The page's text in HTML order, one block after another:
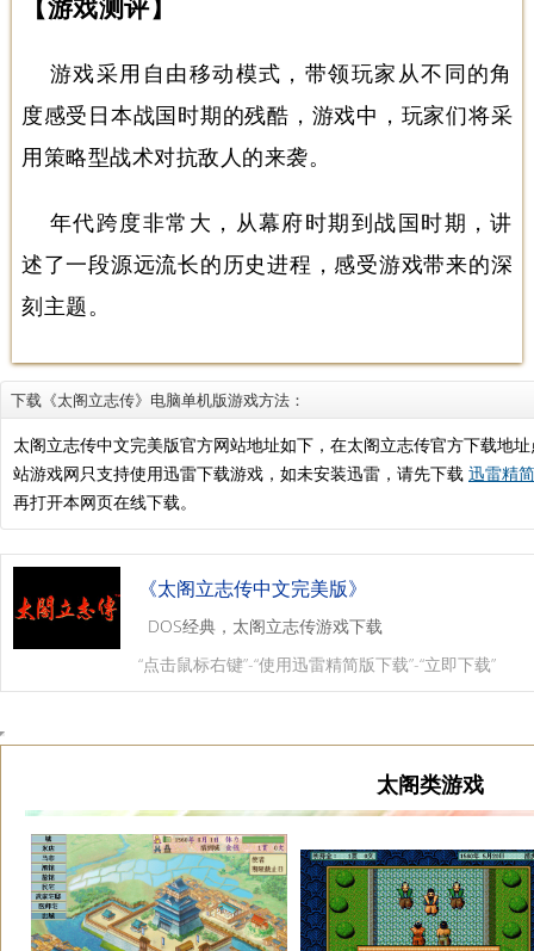
游戏采用自由移动模式，带领玩家从不同的角
度感受日本战国时期的残酷，游戏中，玩家们将采
用策略型战术对抗敌人的来袭。
年代跨度非常大，从幕府时期到战国时期，讲
述了一段源远流长的历史进程，感受游戏带来的深
刻主题。
下载《太阁立志传》电脑单机版游戏方法：
太阁立志传中文完美版官方网站地址如下，在太阁立志传官方下载地
站游戏网只支持使用迅雷下载游戏，如未安装迅雷，请先下载 迅雷精
再打开本网页在线下载。
《太阁立志传中文完美版》
DOS经典，太阁立志传游戏下载
“点击鼠标右键”-“使用迅雷精简版下载”-“立即下载”
太阁类游戏